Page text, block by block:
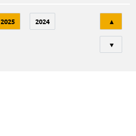
2025 2024 ▲
▼